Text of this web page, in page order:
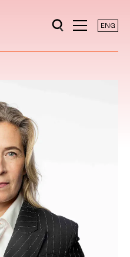
ENG